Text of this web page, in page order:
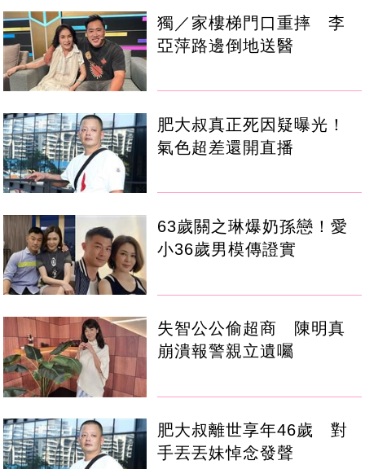
獨／家樓梯門口重摔 李
亞萍路邊倒地送醫
肥大叔真正死因疑曝光！
氣色超差還開直播
63歲關之琳爆奶孫戀！愛
小36歲男模傳證實
失智公公偷超商 陳明真
崩潰報警親立遺囑
肥大叔離世享年46歲 對
手丟丟妹悼念發聲